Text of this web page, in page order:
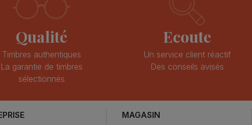
Qualité
Timbres authentiques
La garantie de timbres
sélectionnés
Ecoute
Un service client réactif
Des conseils avisés
MAGASIN